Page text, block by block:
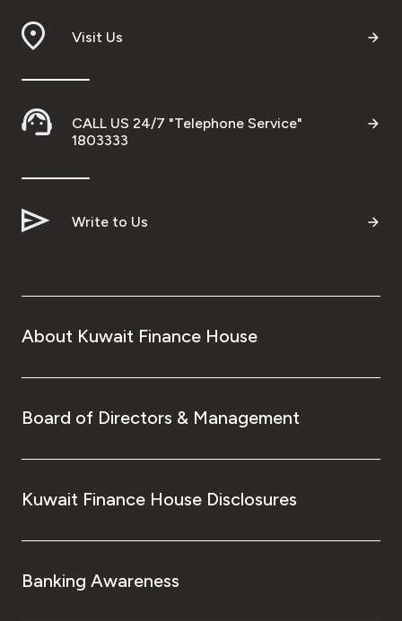
Visit Us
CALL US 24/7 "Telephone Service"
1803333
Write to Us
About Kuwait Finance House
Board of Directors & Management
Kuwait Finance House Disclosures
Banking Awareness